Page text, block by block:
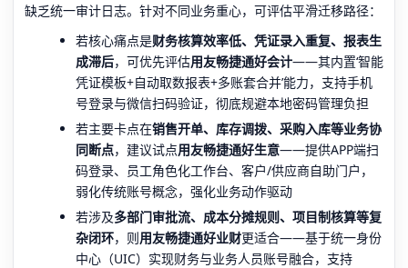
缺乏统一审计日志。针对不同业务重心，可评估平滑迁移路径：
若核心痛点是财务核算效率低、凭证录入重复、报表生
成滞后，可优先评估用友畅捷通好会计——其内置‘智能
凭证模板+自动取数报表+多账套合并’能力，支持手机
号登录与微信扫码验证，彻底规避本地密码管理负担
若主要卡点在销售开单、库存调拨、采购入库等业务协
同断点，建议试点用友畅捷通好生意——提供APP端扫
码登录、员工角色化工作台、客户/供应商自助门户，
弱化传统账号概念，强化业务动作驱动
若涉及多部门审批流、成本分摊规则、项目制核算等复
杂闭环，则用友畅捷通好业财更适合——基于统一身份
中心（UIC）实现财务与业务人员账号融合，支持